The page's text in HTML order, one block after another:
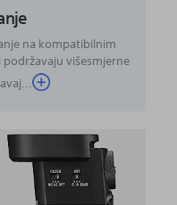
na kompatibilnim
višesmjerne